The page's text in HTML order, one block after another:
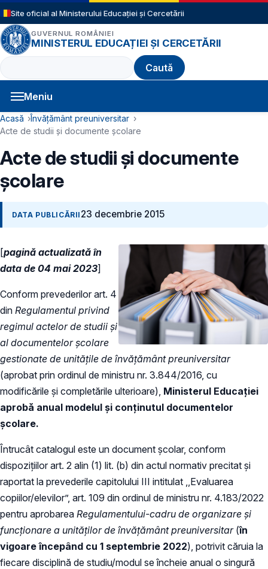
Sari la conținutul principal
Site oficial al Ministerului Educației și Cercetării
GUVERNUL ROMÂNIEI
MINISTERUL EDUCAȚIEI ȘI CERCETĂRII
Caută
Meniu
Navigație principală
Cale de navigare
Acasă
Învățământ preuniversitar
Acte de studii și documente școlare
Acte de studii și documente
școlare
DATA PUBLICĂRII 23 decembrie 2015
[pagină actualizată în
data de 04 mai 2023]
Conform prevederilor art. 4
din Regulamentul privind
regimul actelor de studii și
al documentelor școlare
gestionate de unitățile de învățământ preuniversitar
(aprobat prin ordinul de ministru nr. 3.844/2016, cu
modificările și completările ulterioare), Ministerul Educației
aprobă anual modelul și conținutul documentelor
școlare.
Întrucât catalogul este un document școlar, conform
dispozițiilor art. 2 alin (1) lit. (b) din actul normativ precitat și
raportat la prevederile capitolului III intitulat ,,Evaluarea
copiilor/elevilor”, art. 109 din ordinul de ministru nr. 4.183/2022
pentru aprobarea Regulamentului-cadru de organizare și
funcționare a unităților de învățământ preuniversitar(în
vigoare începând cu 1 septembrie 2022), potrivit căruia la
fiecare disciplină de studiu/modul se încheie anual o singură